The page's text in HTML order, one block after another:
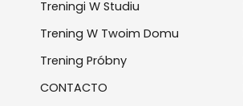
Treningi W Studiu
Trening W Twoim Domu
Trening Próbny
CONTACTO